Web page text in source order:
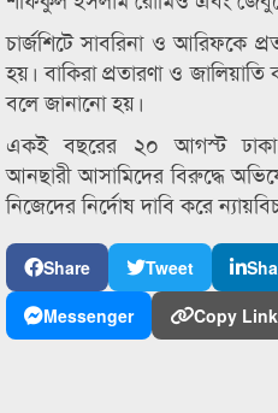
চার্জশিটে সাবরিনা ও আরিফকে
হয়। বাকিরা প্রতারণা ও
বলে জানানো হয়।
একই বছরের ২০ আগস্ট ঢাকা
আনছারী আসামিদের বিরুদ্ধে
নিজেদের নির্দোষ দাবি করে
Share Tweet
Messenger
Copy Link